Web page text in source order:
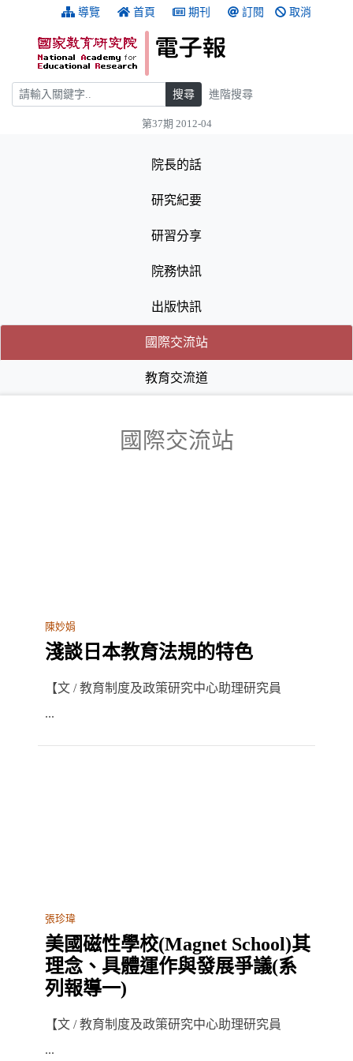
跳到主要內容 導覽 首頁 期刊 訂閱 取消
搜尋 搜尋 進階搜尋
第37期 2012-04
院長的話
研究紀要
研習分享
院務快訊
出版快訊
國際交流站(目前選取的頁籤)
(目前選取的頁籤)
教育交流道
國際交流站
陳妙娟
淺談日本教育法規的特色
【文 / 教育制度及政策研究中心助理研究員
...
張珍瑋
美國磁性學校(Magnet School)其
理念、具體運作與發展爭議(系
列報導一)
【文 / 教育制度及政策研究中心助理研究員
...